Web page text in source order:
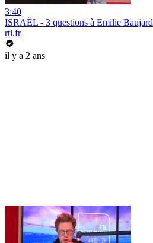
3:40
ISRAËL - 3 questions à Emilie Baujard
rtl.fr
il y a 2 ans